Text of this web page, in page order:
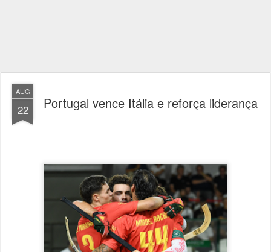
AUG
22 Portugal vence Itália e reforça liderança